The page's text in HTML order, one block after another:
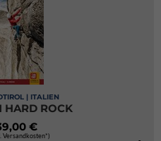
| ITALIEN
HARD ROCK
€
Versandkosten*)